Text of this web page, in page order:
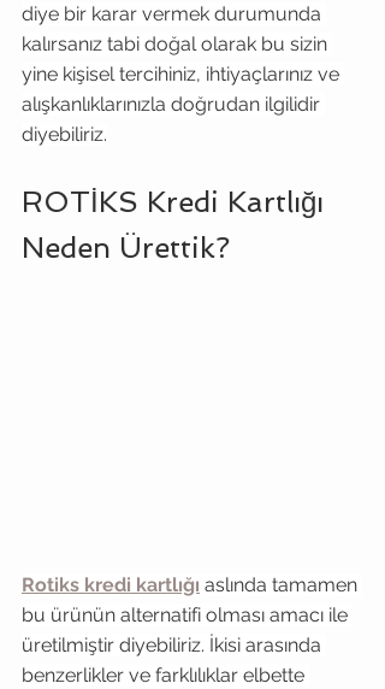
diye bir karar vermek durumunda
kalırsanız tabi doğal olarak bu sizin
yine kişisel tercihiniz, ihtiyaçlarınız ve
alışkanlıklarınızla doğrudan ilgilidir
diyebiliriz.
ROTİKS Kredi Kartlığı
Neden Ürettik?
Rotiks kredi kartlığı aslında tamamen
bu ürünün alternatifi olması amacı ile
üretilmiştir diyebiliriz. İkisi arasında
benzerlikler ve farklılıklar elbette